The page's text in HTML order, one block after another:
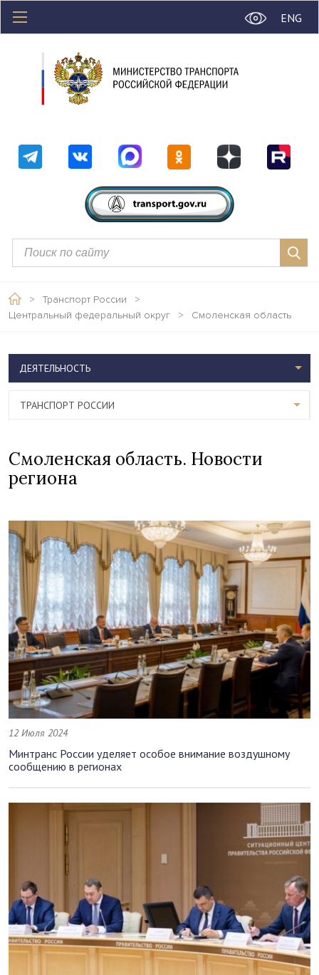
ENG
> Транспорт России
>
Центральный федеральный округ
> Смоленская область
Смоленская область. Новости
региона
12 Июля 2024
Минтранс России уделяет особое внимание воздушному
сообщению в регионах
ДЕЯТЕЛЬНОСТЬ
ТРАНСПОРТ РОССИИ